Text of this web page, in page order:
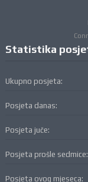
Statistika
Ukupno posjeta:
Posjeta danas:
Posjeta juče:
Posjeta prošle sedmice:
Posjeta ovog mjeseca: